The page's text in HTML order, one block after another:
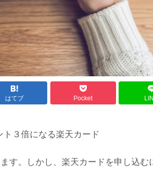
はてブ Pocket
３倍になる楽天カード
す。しかし、楽天カードを申し込む